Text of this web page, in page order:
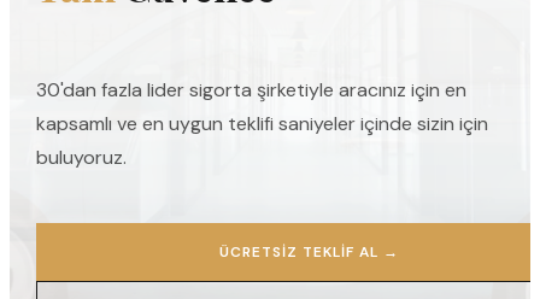
30'dan fazla lider sigorta şirketiyle aracınız için en
kapsamlı ve en uygun teklifi saniyeler içinde sizin için
buluyoruz.
ÜCRETSIZ TEKLIF AL →